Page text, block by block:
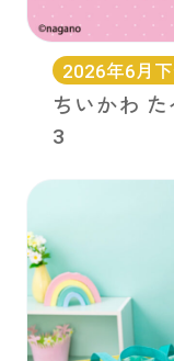
2026年6月
ちいかわ
3